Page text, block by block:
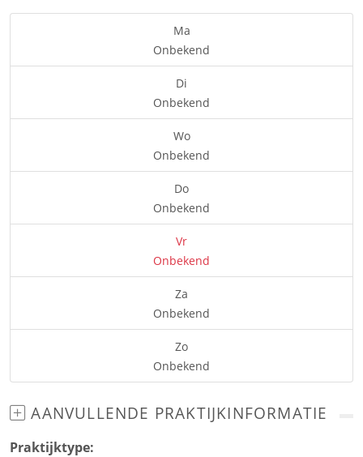
Ma
Onbekend
Di
Onbekend
Wo
Onbekend
Do
Onbekend
Vr
Onbekend
Za
Onbekend
Zo
Onbekend
AANVULLENDE PRAKTIJKINFORMATIE
Praktijktype: